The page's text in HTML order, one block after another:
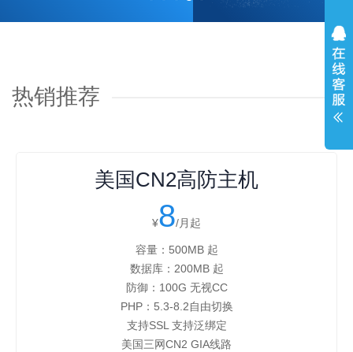
热销推荐
美国CN2高防主机
¥8/月起
容量：500MB 起
数据库：200MB 起
防御：100G 无视CC
PHP：5.3-8.2自由切换
支持SSL 支持泛绑定
美国三网CN2 GIA线路